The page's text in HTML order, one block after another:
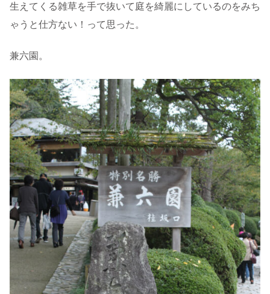
生えてくる雑草を手で抜いて庭を綺麗にしているのをみち
ゃうと仕方ない！って思った。
兼六園。